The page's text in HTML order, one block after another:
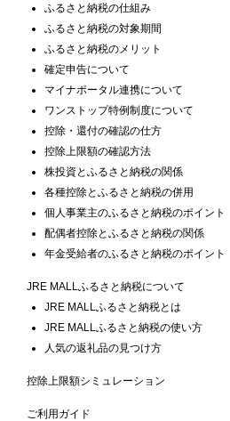
ふるさと納税の仕組み
ふるさと納税の対象期間
ふるさと納税のメリット
確定申告について
マイナポータル連携について
ワンストップ特例制度について
控除・還付の確認の仕方
控除上限額の確認方法
株投資とふるさと納税の関係
各種控除とふるさと納税の併用
個人事業主のふるさと納税のポイント
配偶者控除とふるさと納税の関係
年金受給者のふるさと納税のポイント
JRE MALLふるさと納税について
JRE MALLふるさと納税とは
JRE MALLふるさと納税の使い方
人気の返礼品の見つけ方
控除上限額シミュレーション
ご利用ガイド